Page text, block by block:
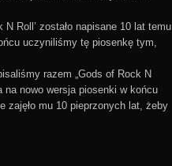
Roll’ zostało napisane 10 lat temu
uczyniliśmy tę piosenkę tym,
razem „Gods of Rock N
na nowo wersja piosenki w końcu
zajęło mu 10 pieprzonych lat, żeby